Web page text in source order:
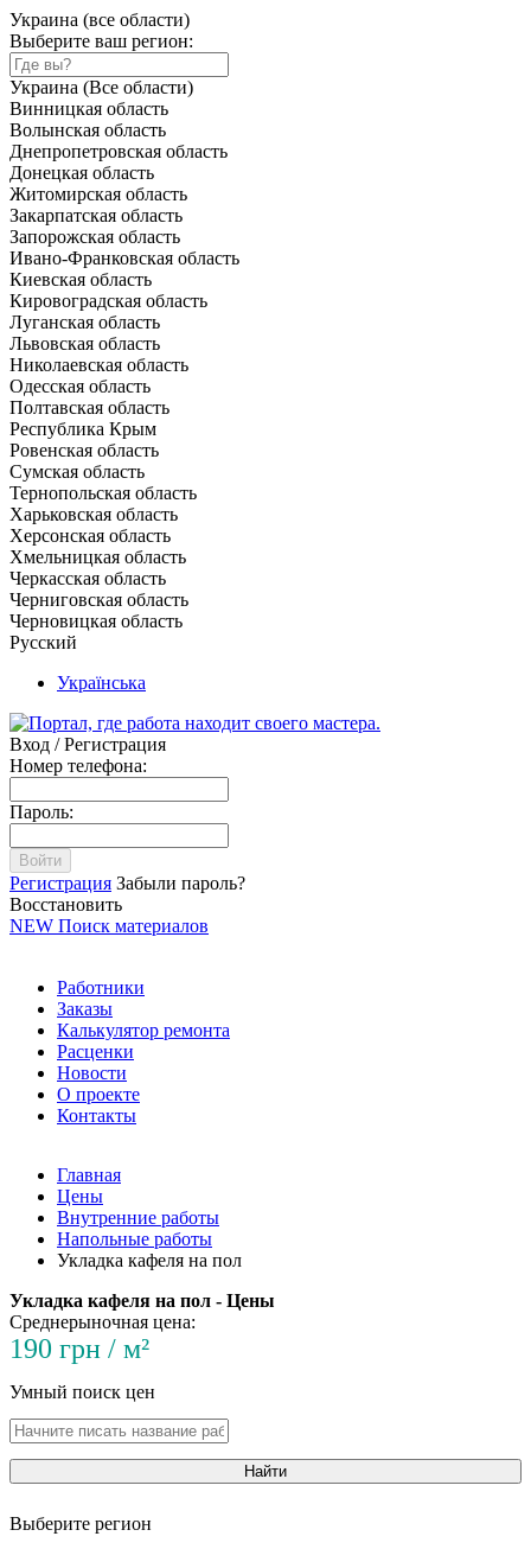
Украина (все области)
Выберите ваш регион:
Украина (Все области)
Винницкая область
Волынская область
Днепропетровская область
Донецкая область
Житомирская область
Закарпатская область
Запорожская область
Ивано-Франковская область
Киевская область
Кировоградская область
Луганская область
Львовская область
Николаевская область
Одесская область
Полтавская область
Республика Крым
Ровенская область
Сумская область
Тернопольская область
Харьковская область
Херсонская область
Хмельницкая область
Черкасская область
Черниговская область
Черновицкая область
Русский
Українська
Вход / Регистрация
Номер телефона:
Пароль:
Войти
Регистрация Забыли пароль?
Восстановить
NEW Поиск материалов
Работники
Заказы
Калькулятор ремонта
Расценки
Новости
О проекте
Контакты
Главная
Цены
Внутренние работы
Напольные работы
Укладка кафеля на пол
Укладка кафеля на пол - Цены
Среднерыночная цена:
190 грн / м²
Умный поиск цен
Найти
Выберите регион